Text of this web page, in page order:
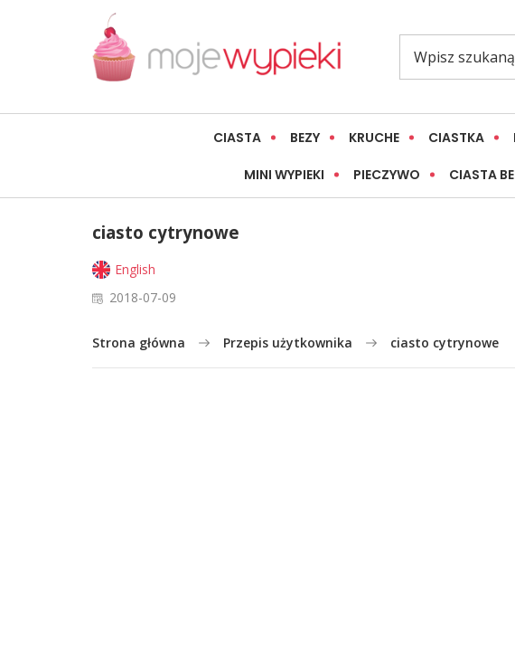
CIASTA BEZY KRUCHE CIASTKA
MINI WYPIEKI PIECZYWO CIASTA
ciasto cytrynowe
English
2018-07-09
Strona główna Przepis użytkownika ciasto cytrynowe